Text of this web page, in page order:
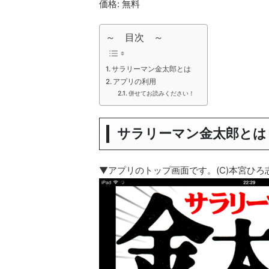
価格: 無料
～ 目次 ～
サラリーマン金太郎とは
アプリの利用
併せてお読みください！
サラリーマン金太郎とは
▼アプリのトップ画面です。(C)本宮ひろ